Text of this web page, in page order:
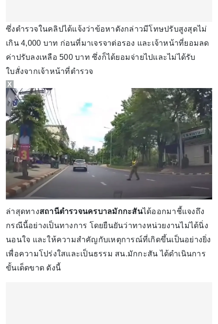
ซึ่งตำรวจในคลิปได้แจ้งว่าข้อหาดังกล่าวมีโทษปรับสูงสุดไม่
เกิน 4,000 บาท ก่อนที่มาเจรจาต่อรอง และเจ้าหน้าที่ยอมลด
ค่าปรับลงเหลือ 500 บาท ซึ่งก็ได้ยอมจ่ายไปและไม่ได้รับ
ใบสั่งจากเจ้าหน้าที่ตำรวจ
ล่าสุดทางสถานีตำรวจนครบาลมักกะสันได้ออกมาชี้แจงถึง
กรณีนี้อย่างเป็นทางการ โดยยืนยันว่าทางหน่วยงานไม่ได้นิ่ง
นอนใจ และให้ความสำคัญกับเหตุการณ์ที่เกิดขึ้นเป็นอย่างยิ่ง
เพื่อความโปร่งใสและเป็นธรรม สน.มักกะสัน ได้ดำเนินการ
ขั้นเด็ดขาด ดังนี้
X